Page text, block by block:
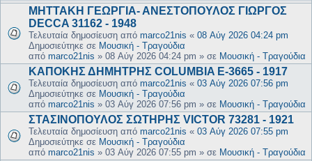
ΜΗΤΤΑΚΗ ΓΕΩΡΓΙΑ- ΑΝΕΣΤΟΠΟΥΛΟΣ ΓΙΩΡΓΟΣ
DECCA 31162 - 1948
Τελευταία δημοσίευση από marco21nis « 08 Αύγ 2026 04:24 pm
Δημοσιεύτηκε σε Μουσική - Τραγούδια
από marco21nis » 08 Αύγ 2026 04:24 pm » σε Μουσική - Τραγούδια
ΚΑΠΟΚΗΣ ΔΗΜΗΤΡΗΣ COLUMBIA E-3665 - 1917
Τελευταία δημοσίευση από marco21nis « 03 Αύγ 2026 07:56 pm
Δημοσιεύτηκε σε Μουσική - Τραγούδια
από marco21nis » 03 Αύγ 2026 07:56 pm » σε Μουσική - Τραγούδια
ΣΤΑΣΙΝΟΠΟΥΛΟΣ ΣΩΤΗΡΗΣ VICTOR 73281 - 1921
Τελευταία δημοσίευση από marco21nis « 03 Αύγ 2026 07:55 pm
Δημοσιεύτηκε σε Μουσική - Τραγούδια
από marco21nis » 03 Αύγ 2026 07:55 pm » σε Μουσική - Τραγούδια